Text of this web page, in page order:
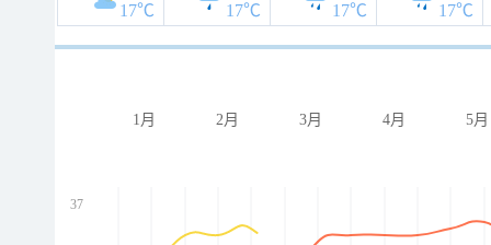
17℃
17℃
17℃
17℃
1月 2月 3月 4月 5月
37